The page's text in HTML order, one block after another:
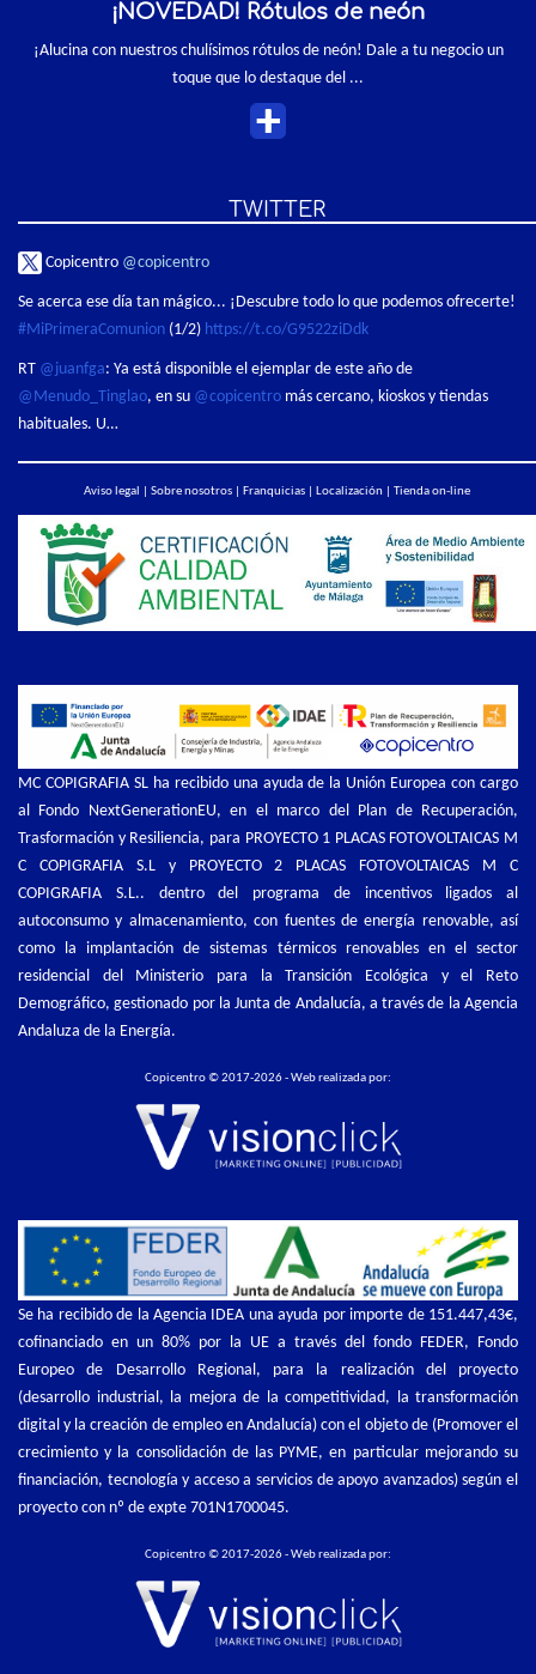
¡NOVEDAD! Rótulos de neón
¡Alucina con nuestros chulísimos rótulos de neón! Dale a tu negocio un
toque que lo destaque del ...
TWITTER
Copicentro @copicentro
Se acerca ese día tan mágico... ¡Descubre todo lo que podemos ofrecerte!
#MiPrimeraComunion (1/2) https://t.co/G9522ziDdk
RT @juanfga: Ya está disponible el ejemplar de este año de
@Menudo_Tinglao, en su @copicentro más cercano, kioskos y tiendas
habituales. U…
Aviso legal | Sobre nosotros | Franquicias | Localización | Tienda on-line
MC COPIGRAFIA SL ha recibido una ayuda de la Unión Europea con cargo
al Fondo NextGenerationEU, en el marco del Plan de Recuperación,
Trasformación y Resiliencia, para PROYECTO 1 PLACAS FOTOVOLTAICAS M
C COPIGRAFIA S.L y PROYECTO 2 PLACAS FOTOVOLTAICAS M C
COPIGRAFIA S.L.. dentro del programa de incentivos ligados al
autoconsumo y almacenamiento, con fuentes de energía renovable, así
como la implantación de sistemas térmicos renovables en el sector
residencial del Ministerio para la Transición Ecológica y el Reto
Demográfico, gestionado por la Junta de Andalucía, a través de la Agencia
Andaluza de la Energía.
Copicentro © 2017-2026 - Web realizada por:
Se ha recibido de la Agencia IDEA una ayuda por importe de 151.447,43€,
cofinanciado en un 80% por la UE a través del fondo FEDER, Fondo
Europeo de Desarrollo Regional, para la realización del proyecto
(desarrollo industrial, la mejora de la competitividad, la transformación
digital y la creación de empleo en Andalucía) con el objeto de (Promover el
crecimiento y la consolidación de las PYME, en particular mejorando su
financiación, tecnología y acceso a servicios de apoyo avanzados) según el
proyecto con nº de expte 701N1700045.
Copicentro © 2017-2026 - Web realizada por: